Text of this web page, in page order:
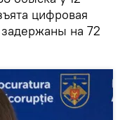
цифровая
на 72